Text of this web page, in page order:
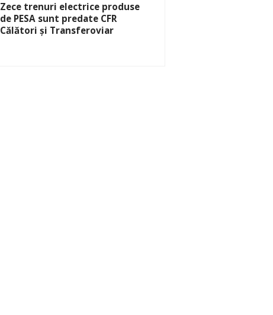
Zece trenuri electrice produse
de PESA sunt predate CFR
Călători și Transferoviar